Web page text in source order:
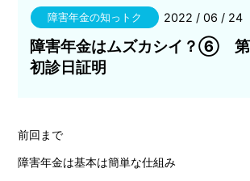
障害年金の知っトク 2022 / 06 / 24
障害年金はムズカシイ？⑥ 第
初診日証明
前回まで
障害年金は基本は簡単な仕組み